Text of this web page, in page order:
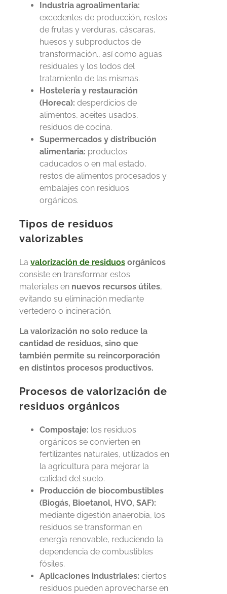
Industria agroalimentaria:
excedentes de producción, restos
de frutas y verduras, cáscaras,
huesos y subproductos de
transformación., así como aguas
residuales y los lodos del
tratamiento de las mismas.
Hostelería y restauración
(Horeca): desperdicios de
alimentos, aceites usados,
residuos de cocina.
Supermercados y distribución
alimentaria: productos
caducados o en mal estado,
restos de alimentos procesados y
embalajes con residuos
orgánicos.
Tipos de residuos
valorizables
La valorización de residuos orgánicos
consiste en transformar estos
materiales en nuevos recursos útiles,
evitando su eliminación mediante
vertedero o incineración.
La valorización no solo reduce la
cantidad de residuos, sino que
también permite su reincorporación
en distintos procesos productivos.
Procesos de valorización de
residuos orgánicos
Compostaje: los residuos
orgánicos se convierten en
fertilizantes naturales, utilizados en
la agricultura para mejorar la
calidad del suelo.
Producción de biocombustibles
(Biogás, Bioetanol, HVO, SAF):
mediante digestión anaerobia, los
residuos se transforman en
energía renovable, reduciendo la
dependencia de combustibles
fósiles.
Aplicaciones industriales: ciertos
residuos pueden aprovecharse en